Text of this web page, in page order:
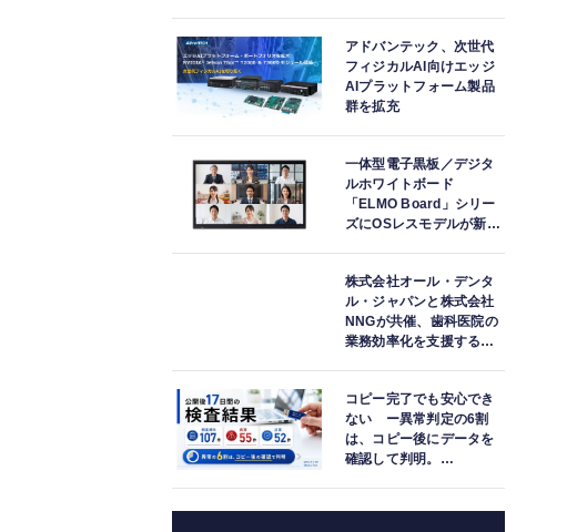
アドバンテック、次世代
フィジカルAI向けエッジ
AIプラットフォーム製品
群を拡充
一体型電子黒板／デジタ
ルホワイトボード
「ELMO Board」シリー
ズにOSレスモデルが新登
株式会社オール・デンタ
ル・ジャパンと株式会社
NNGが共催、歯科医院の
業務効率化を支援する院
紹介
コピー完了でも安心でき
ない ー異常判定の6割
は、コピー後にデータを
確認して判明。